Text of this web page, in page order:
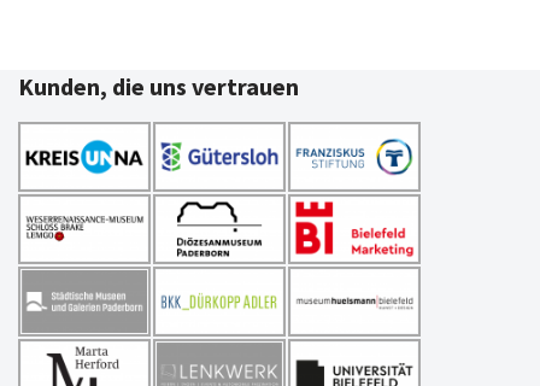
Kunden, die uns vertrauen